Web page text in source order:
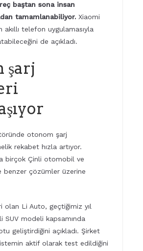
baştan sona insan
tamamlanabiliyor. Xiaomi
akıllı telefon uygulamasıyla
de açıkladı.
şarj
otonom şarj
rekabet hızla artıyor.
birçok Çinli otomobil ve
benzer çözümler üzerine
olan Li Auto, geçtiğimiz yıl
SUV modeli kapsamında
geliştirdiğini açıkladı. Şirket
aktif olarak test edildiğini